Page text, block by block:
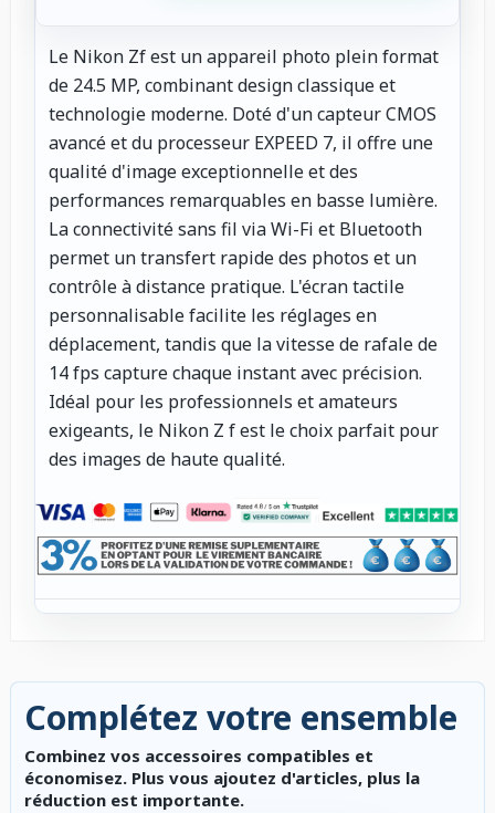
Le Nikon Zf est un appareil photo plein format
de 24.5 MP, combinant design classique et
technologie moderne. Doté d'un capteur CMOS
avancé et du processeur EXPEED 7, il offre une
qualité d'image exceptionnelle et des
performances remarquables en basse lumière.
La connectivité sans fil via Wi-Fi et Bluetooth
permet un transfert rapide des photos et un
contrôle à distance pratique. L'écran tactile
personnalisable facilite les réglages en
déplacement, tandis que la vitesse de rafale de
14 fps capture chaque instant avec précision.
Idéal pour les professionnels et amateurs
exigeants, le Nikon Z f est le choix parfait pour
des images de haute qualité.
Complétez votre ensemble
Combinez vos accessoires compatibles et
économisez. Plus vous ajoutez d'articles, plus la
réduction est importante.